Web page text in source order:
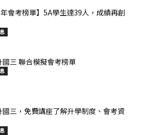
年會考榜單】5A學生達39人，成績再創
國三 聯合模擬會考榜單
國三，免費講座了解升學制度、會考資